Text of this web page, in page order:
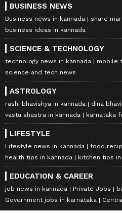
BUSINESS NEWS
Business news in kannada
share
business ideas in kannada
SCIENCE & TECHNOLOGY
technology news in kannada
mobile
science and tech news
ASTROLOGY
rashi bhavishya in kannada dina
vastu shastra in kannada
karnataka
LIFESTYLE
Lifestyle news in kannada
food
health tips in kannada
kitchen tips in
EDUCATION & CAREER
job news in kannada Private Jobs
Government jobs in karnataka